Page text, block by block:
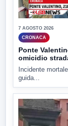
7 AGOSTO 2026
CRONACA
Ponte
omicidio
Incidente
guida...